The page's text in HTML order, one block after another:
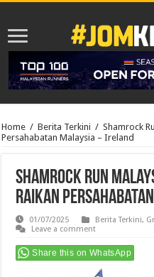
Home / Berita Terkini / Shamrock
Persahabatan Malaysia – Ireland
Shamrock Run
Raikan
01/07/2025 Berita Terkini,
Leave a comment
Share this on WhatsApp